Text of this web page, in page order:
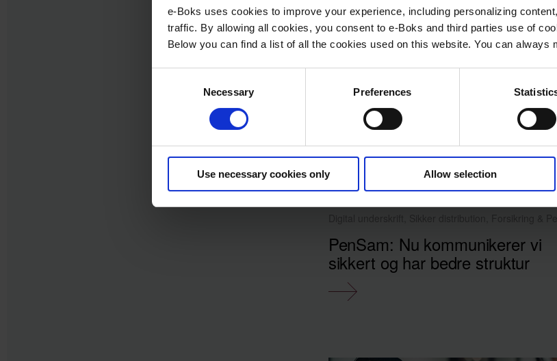
e-Boks uses cookies to improve your experience, including personalizing
traffic. By allowing all cookies, you consent to e-Boks and third parties use of
Below you can find a list of all the cookies used on this website. You can always
Necessary Preferences
Use necessary cookies only Allow selection
PenSam: Nu kommunikerer vi
sikkert og har bedre struktur